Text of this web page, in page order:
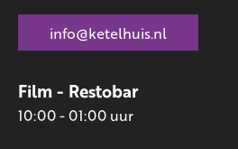
Film - Restobar
10:00 - 01:00 uur
info@ketelhuis.nl